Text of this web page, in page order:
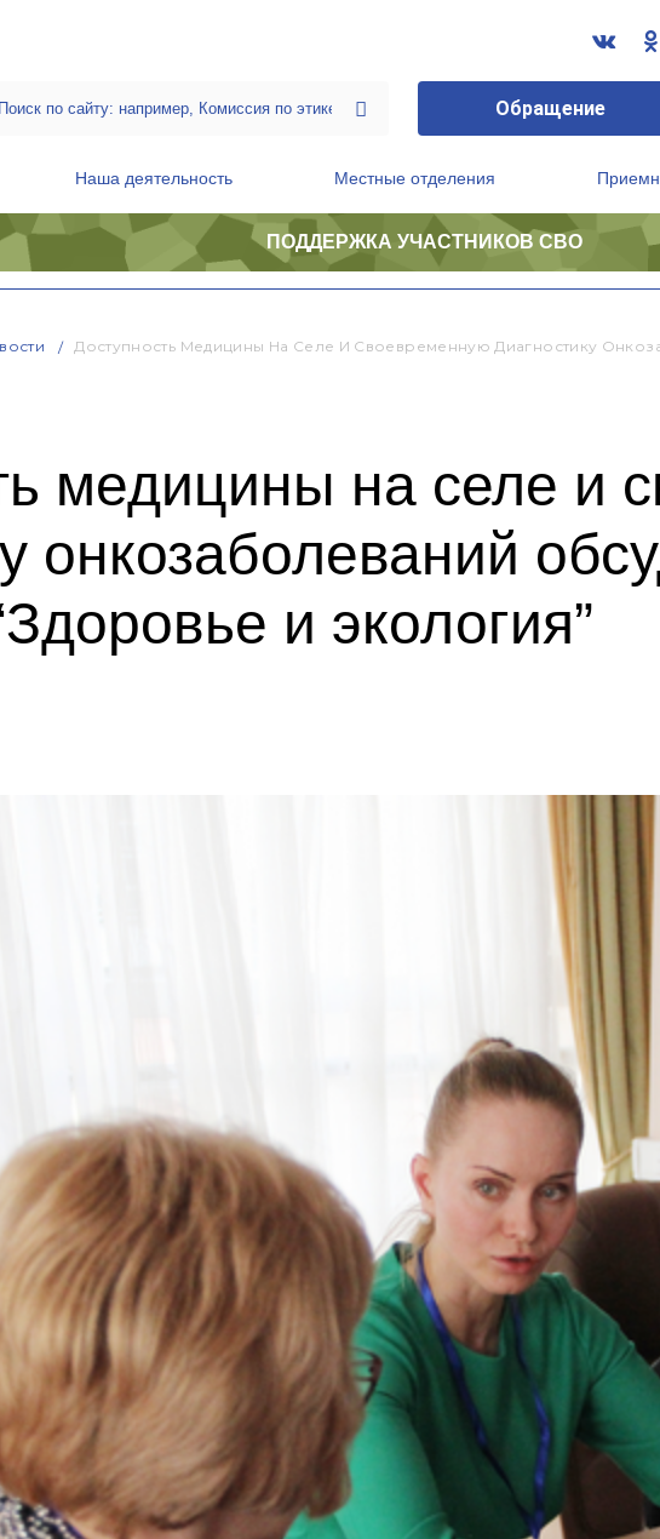
Обращение
Наша деятельность Местные отделения
ПОДДЕРЖКА УЧАСТНИКОВ СВО
Доступность Медицины На Селе И Своевременную Диагностику
медицины на селе и
онкозаболеваний
и экология”